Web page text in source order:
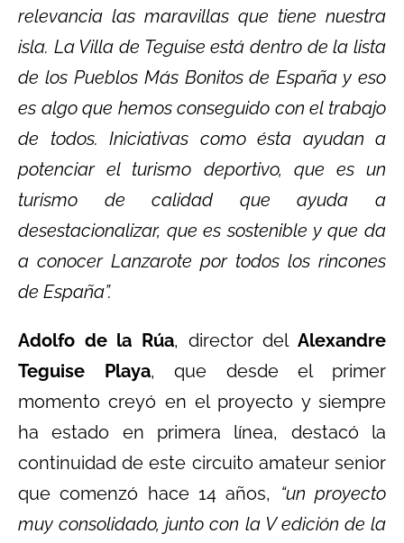
relevancia las maravillas que tiene nuestra
isla. La Villa de Teguise está dentro de la lista
de los Pueblos Más Bonitos de España y eso
es algo que hemos conseguido con el trabajo
de todos. Iniciativas como ésta ayudan a
potenciar el turismo deportivo, que es un
turismo de calidad que ayuda a
desestacionalizar, que es sostenible y que da
a conocer Lanzarote por todos los rincones
de España”.
Adolfo de la Rúa, director del Alexandre
Teguise Playa, que desde el primer
momento creyó en el proyecto y siempre
ha estado en primera línea, destacó la
continuidad de este circuito amateur senior
que comenzó hace 14 años, “un proyecto
muy consolidado, junto con la V edición de la